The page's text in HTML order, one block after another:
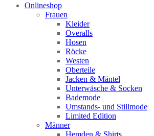
Onlineshop
Frauen
Kleider
Overalls
Hosen
Röcke
Westen
Oberteile
Jacken & Mäntel
Unterwäsche & Socken
Bademode
Umstands- und Stillmode
Limited Edition
Männer
Hemden & Shirts